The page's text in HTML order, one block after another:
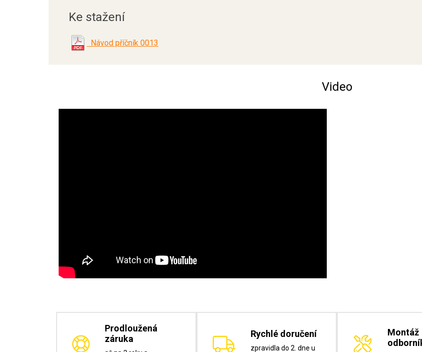
Ke stažení
Návod příčník 0013
Video
Prodloužená
záruka
Rychlé doručení
zpravidla do 2. dne u
Montáž